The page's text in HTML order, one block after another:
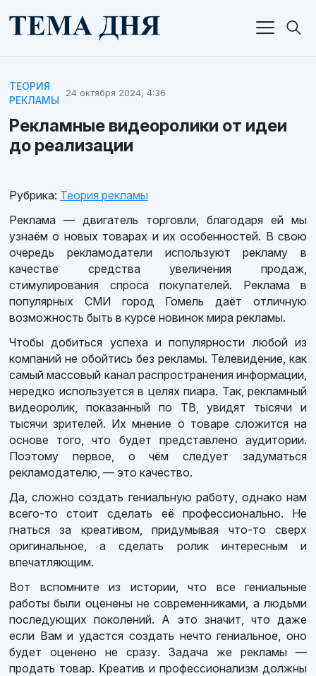
ТЕОРИЯ
РЕКЛАМЫ
24 октября 2024, 4:36
Рекламные видеоролики от идеи
до реализации
Рубрика: Теория рекламы
Реклама — двигатель торговли, благодаря ей мы
узнаём о новых товарах и их особенностей. В свою
очередь рекламодатели используют рекламу в
качестве средства увеличения продаж,
стимулирования спроса покупателей. Реклама в
популярных СМИ город Гомель даёт отличную
возможность быть в курсе новинок мира рекламы.
Чтобы добиться успеха и популярности любой из
компаний не обойтись без рекламы. Телевидение, как
самый массовый канал распространения информации,
нередко используется в целях пиара. Так, рекламный
видеоролик, показанный по ТВ, увидят тысячи и
тысячи зрителей. Их мнение о товаре сложится на
основе того, что будет представлено аудитории.
Поэтому первое, о чём следует задуматься
рекламодателю, — это качество.
Да, сложно создать гениальную работу, однако нам
всего-то стоит сделать её профессионально. Не
гнаться за креативом, придумывая что-то сверх
оригинальное, а сделать ролик интересным и
впечатляющим.
Вот вспомните из истории, что все гениальные
работы были оценены не современниками, а людьми
последующих поколений. А это значит, что даже
если Вам и удастся создать нечто гениальное, оно
будет оценено не сразу. Задача же рекламы —
продать товар. Креатив и профессионализм должны